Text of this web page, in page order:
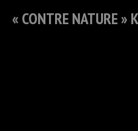
« CONTRE NATURE »